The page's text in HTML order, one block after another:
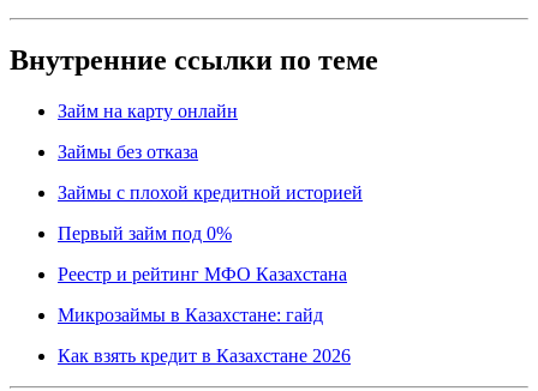
Внутренние ссылки по теме
Займ на карту онлайн
Займы без отказа
Займы с плохой кредитной историей
Первый займ под 0%
Реестр и рейтинг МФО Казахстана
Микрозаймы в Казахстане: гайд
Как взять кредит в Казахстане 2026